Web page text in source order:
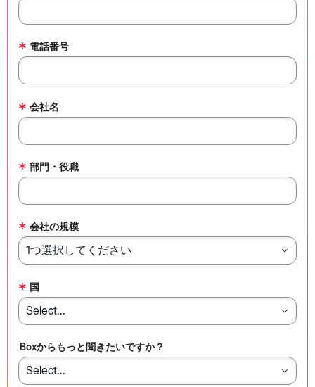
* 電話番号
* 会社名
* 部門・役職
* 会社の規模
* 国
Boxからもっと聞きたいですか？